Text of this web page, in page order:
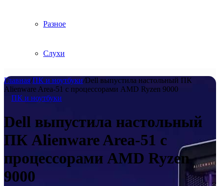
Разное
Слухи
Главная/ПК и ноутбуки/Dell выпустила настольный ПК
Alienware Area-51 с процессорами AMD Ryzen 9000
ПК и ноутбуки
Dell выпустила настольный
ПК Alienware Area-51 с
процессорами AMD Ryzen
9000